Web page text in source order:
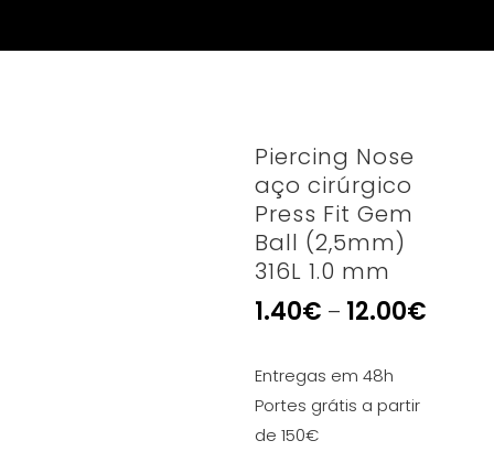
Piercing Nose
aço cirúrgico
Press Fit Gem
Ball (2,5mm)
316L 1.0 mm
1.40€ – 12.00€
Entregas em 48h
Portes grátis a partir
de 150€